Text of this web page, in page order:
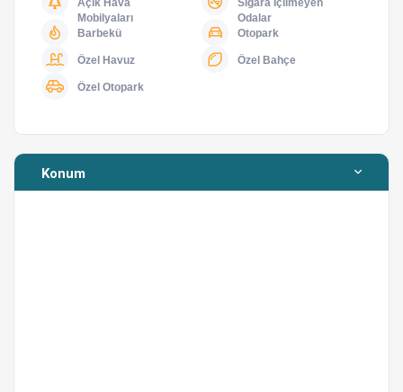
Yapılabilecek Faaliyetler ve Gezilebilecek Yerler
Fethiye’de yapılabilecek faaliyetler, aktiviteler, gezilip
Açık Hava
Mobilyaları
Sigara İçilmeyen
Odalar
Barbekü
Otopark
Özel Havuz Özel Bahçe
Özel Otopark
Konum